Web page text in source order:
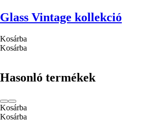
Glass Vintage kollekció
Kosárba
Kosárba
Hasonló termékek
Kosárba
Kosárba